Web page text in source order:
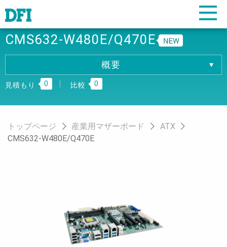
CMS632-W480E/Q470E
概要
概要
ダウンロード
注文情報
見積もり 0 比較 0
トップページ 産業用マザーボード
ATX
CMS632-W480E/Q470E